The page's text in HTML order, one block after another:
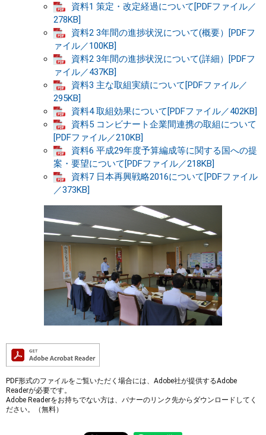
資料1 策定・改定経過について[PDFファイル／
278KB]
資料2 3年間の進捗状況について(概要）[PDFフ
ァイル／100KB]
資料2 3年間の進捗状況について(詳細）[PDFフ
ァイル／437KB]
資料3 主な取組実績について[PDFファイル／
295KB]
資料4 取組効果について[PDFファイル／402KB]
資料5 コンビナート企業間連携の取組について
[PDFファイル／210KB]
資料6 平成29年度予算編成等に関する国への提
案・要望について[PDFファイル／218KB]
資料7 日本再興戦略2016について[PDFファイル
／373KB]
PDF形式のファイルをご覧いただく場合には、Adobe社が提供するAdobe
Readerが必要です。
Adobe Readerをお持ちでない方は、バナーのリンク先からダウンロードしてく
ださい。（無料）